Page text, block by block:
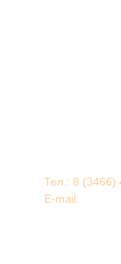
Тел.: 8 (3466)
E-mail: